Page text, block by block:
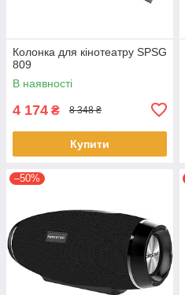
Колонка для кінотеатру SPSG
809
В наявності
4 174 ₴ 8 348 ₴
Купити
–50%